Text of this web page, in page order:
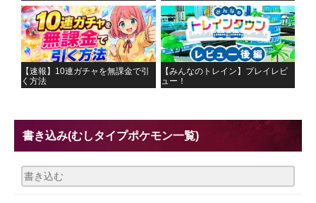
【速報】10連ガチャを無課金で引
く方法
【みんなのトレイン】プレイレビ
ュー！
書き込み(むしタイプポケモン一覧)